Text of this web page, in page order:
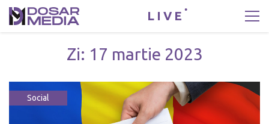
LIVE
Zi: 17 martie 2023
Social